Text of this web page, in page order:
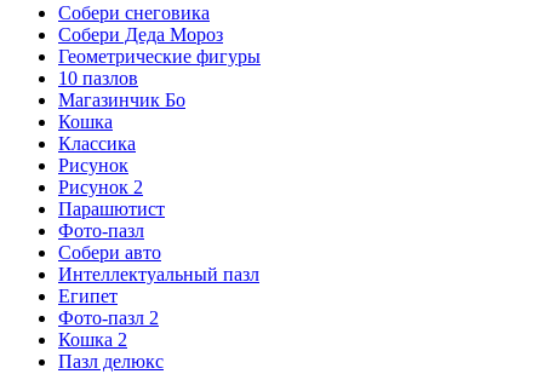
Собери снеговика
Собери Деда Мороз
Геометрические фигуры
10 пазлов
Магазинчик Бо
Кошка
Классика
Рисунок
Рисунок 2
Парашютист
Фото-пазл
Собери авто
Интеллектуальный пазл
Египет
Фото-пазл 2
Кошка 2
Пазл делюкс